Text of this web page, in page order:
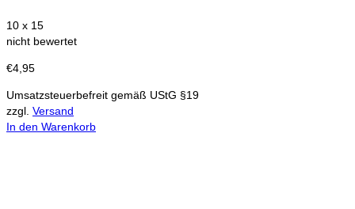
10 x 15
nicht bewertet
€4,95
Umsatzsteuerbefreit gemäß UStG §19
zzgl. Versand
In den Warenkorb